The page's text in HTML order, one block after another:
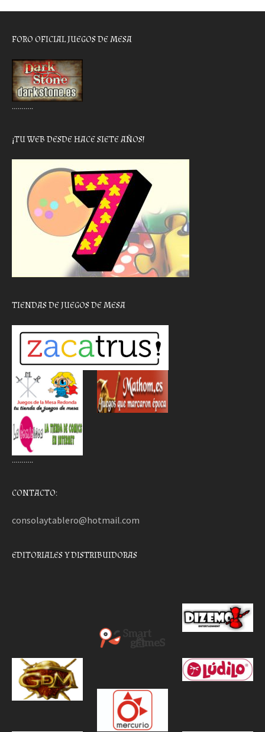
FORO OFICIAL JUEGOS DE MESA
………..
¡TU WEB DESDE HACE SIETE AÑOS!
TIENDAS DE JUEGOS DE MESA
………..
CONTACTO:
consolaytablero@hotmail.com
EDITORIALES Y DISTRIBUIDORAS